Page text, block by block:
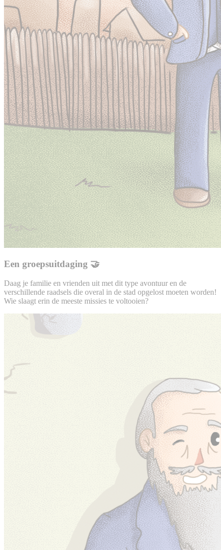
Een groepsuitdaging 🤝
Daag je familie en vrienden uit met dit type avontuur en de
verschillende raadsels die overal in de stad opgelost moeten worden!
Wie slaagt erin de meeste missies te voltooien?